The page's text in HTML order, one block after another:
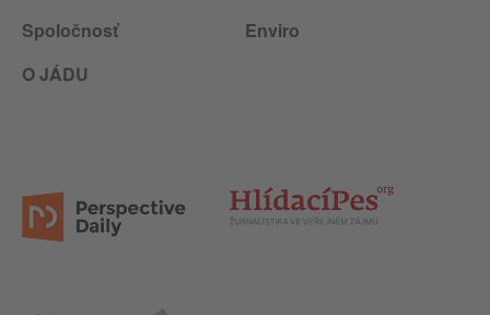
Spoločnosť
Enviro
O JÁDU